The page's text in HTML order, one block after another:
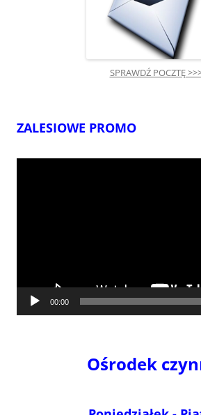
SPRAWDŹ POCZTĘ
ZALESIOWE PROMO
Odtwarzacz
00:00
Ośrodek